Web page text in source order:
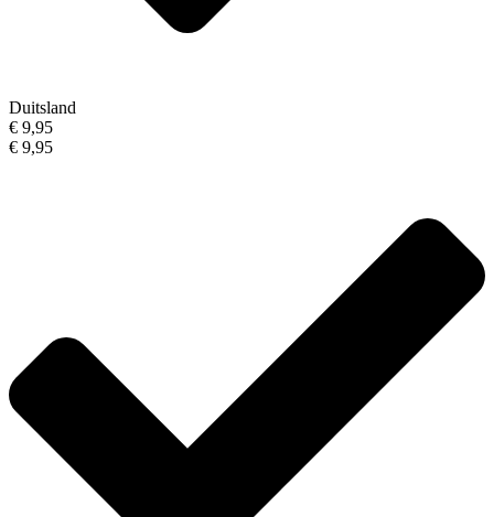
Duitsland
€ 9,95
€ 9,95